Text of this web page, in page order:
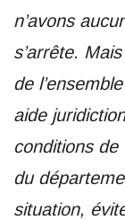
n’avons
s’arrête.
de
aide
conditions
du
situation,